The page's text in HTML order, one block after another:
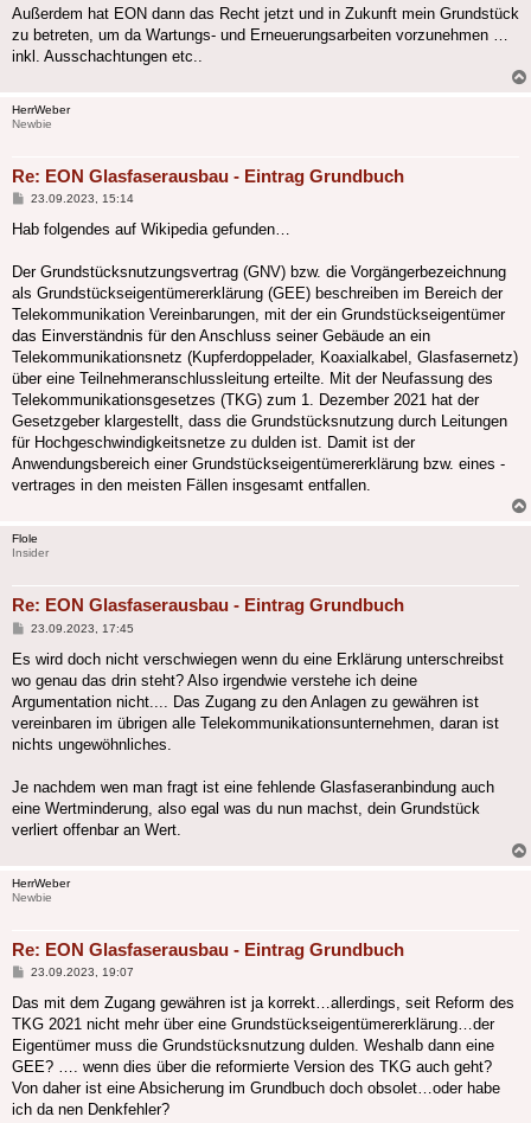
Außerdem hat EON dann das Recht jetzt und in Zukunft mein Grundstück
zu betreten, um da Wartungs- und Erneuerungsarbeiten vorzunehmen …
inkl. Ausschachtungen etc..
HerrWeber
Newbie
Re: EON Glasfaserausbau - Eintrag Grundbuch
Beitrag
23.09.2023, 15:14
Hab folgendes auf Wikipedia gefunden…
Der Grundstücksnutzungsvertrag (GNV) bzw. die Vorgängerbezeichnung
als Grundstückseigentümererklärung (GEE) beschreiben im Bereich der
Telekommunikation Vereinbarungen, mit der ein Grundstückseigentümer
das Einverständnis für den Anschluss seiner Gebäude an ein
Telekommunikationsnetz (Kupferdoppelader, Koaxialkabel, Glasfasernetz)
über eine Teilnehmeranschlussleitung erteilte. Mit der Neufassung des
Telekommunikationsgesetzes (TKG) zum 1. Dezember 2021 hat der
Gesetzgeber klargestellt, dass die Grundstücksnutzung durch Leitungen
für Hochgeschwindigkeitsnetze zu dulden ist. Damit ist der
Anwendungsbereich einer Grundstückseigentümererklärung bzw. eines -
vertrages in den meisten Fällen insgesamt entfallen.
Flole
Insider
Re: EON Glasfaserausbau - Eintrag Grundbuch
Beitrag
23.09.2023, 17:45
Es wird doch nicht verschwiegen wenn du eine Erklärung unterschreibst
wo genau das drin steht? Also irgendwie verstehe ich deine
Argumentation nicht.... Das Zugang zu den Anlagen zu gewähren ist
vereinbaren im übrigen alle Telekommunikationsunternehmen, daran ist
nichts ungewöhnliches.
Je nachdem wen man fragt ist eine fehlende Glasfaseranbindung auch
eine Wertminderung, also egal was du nun machst, dein Grundstück
verliert offenbar an Wert.
HerrWeber
Newbie
Re: EON Glasfaserausbau - Eintrag Grundbuch
Beitrag
23.09.2023, 19:07
Das mit dem Zugang gewähren ist ja korrekt…allerdings, seit Reform des
TKG 2021 nicht mehr über eine Grundstückseigentümererklärung…der
Eigentümer muss die Grundstücksnutzung dulden. Weshalb dann eine
GEE? …. wenn dies über die reformierte Version des TKG auch geht?
Von daher ist eine Absicherung im Grundbuch doch obsolet…oder habe
ich da nen Denkfehler?